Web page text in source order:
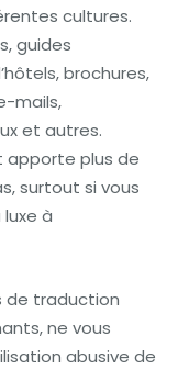
cultures.
guides
brochures,
mails,
et autres.
plus de
surtout si vous
à
de traduction
ne vous
abusive de